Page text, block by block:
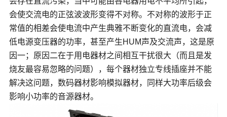
会使交流电的正弦波波形变得不对称。不对称的波形于正
常值的相差会使电流中产生典雅不断变化的直流电，会减
低电源变压器的功率，甚至产生HUM声及交流声，这是原
因一；原因二在于用电器材之间相互干扰很大（而且是发
烧友最容易忽略的问题），每个器材独立专线插座并不能
解决这问题，数码器材影响模拟器材，同样大功率后级会
影响小功率的音源器材。